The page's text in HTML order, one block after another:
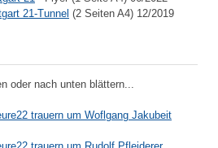
21-Tunnel (2 Seiten A4) 12/2019
oder nach unten blättern...
trauern um Woflgang Jakubeit